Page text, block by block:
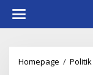
konten
Homepage / Politik